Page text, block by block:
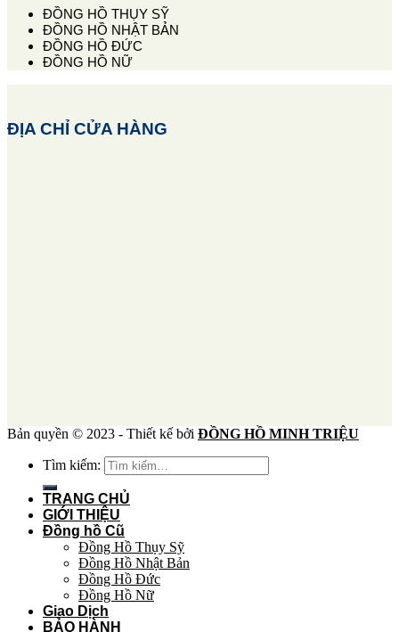
ĐỒNG HỒ THỤY SỸ
ĐỒNG HỒ NHẬT BẢN
ĐỒNG HỒ ĐỨC
ĐỒNG HỒ NỮ
ĐỊA CHỈ CỬA HÀNG
Bản quyền © 2023 - Thiết kế bởi ĐỒNG HỒ MINH TRIỆU
Tìm kiếm:
TRANG CHỦ
GIỚI THIỆU
Đồng hồ Cũ
Đồng Hồ Thụy Sỹ
Đồng Hồ Nhật Bản
Đồng Hồ Đức
Đồng Hồ Nữ
Giao Dịch
BẢO HÀNH